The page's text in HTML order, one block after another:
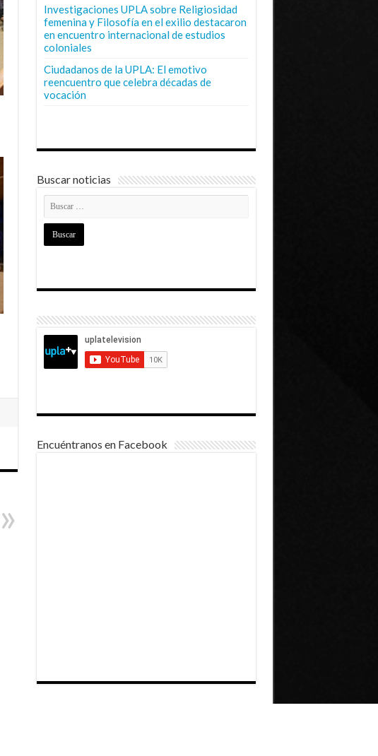
Investigaciones UPLA sobre Religiosidad
femenina y Filosofía en el exilio destacaron
en encuentro internacional de estudios
coloniales
Ciudadanos de la UPLA: El emotivo
reencuentro que celebra décadas de
vocación
Buscar noticias
Encuéntranos en Facebook